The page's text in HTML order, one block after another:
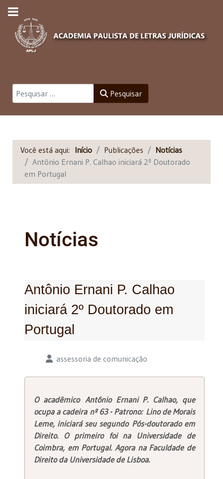
Pesquisar Pesquisar
Você está aqui: Início Publicações
Notícias
Antônio Ernani P. Calhao iniciará 2º Doutorado
em Portugal
Notícias
Antônio Ernani P. Calhao
iniciará 2º Doutorado em
Portugal
Detalhes assessoria de comunicação
O acadêmico Antônio Ernani P. Calhao, que
ocupa a cadeira nº 63 - Patrono: Lino de Morais
Leme, iniciará seu segundo Pós-doutorado em
Direito. O primeiro foi na Universidade de
Coimbra, em Portugal. Agora na Faculdade de
Direito da Universidade de Lisboa.